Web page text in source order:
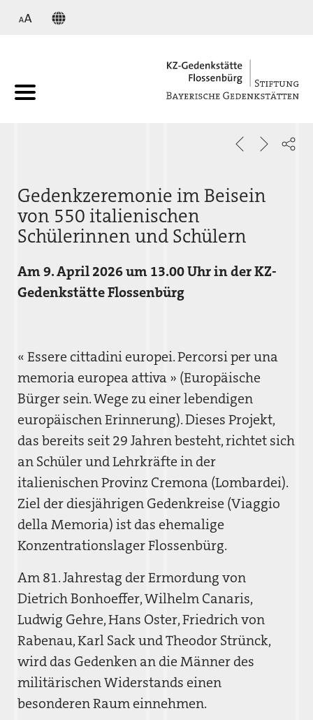
Gedenkzeremonie im Beisein
von 550 italienischen
Schülerinnen und Schülern
Am 9. April 2026 um 13.00 Uhr in der KZ-
Gedenkstätte Flossenbürg
« Essere cittadini europei. Percorsi per una
memoria europea attiva » (Europäische
Bürger sein. Wege zu einer lebendigen
europäischen Erinnerung). Dieses Projekt,
das bereits seit 29 Jahren besteht, richtet sich
an Schüler und Lehrkräfte in der
italienischen Provinz Cremona (Lombardei).
Ziel der diesjährigen Gedenkreise (Viaggio
della Memoria) ist das ehemalige
Konzentrationslager Flossenbürg.
Am 81. Jahrestag der Ermordung von
Dietrich Bonhoeffer, Wilhelm Canaris,
Ludwig Gehre, Hans Oster, Friedrich von
Rabenau, Karl Sack und Theodor Strünck,
wird das Gedenken an die Männer des
militärischen Widerstands einen
besonderen Raum einnehmen.